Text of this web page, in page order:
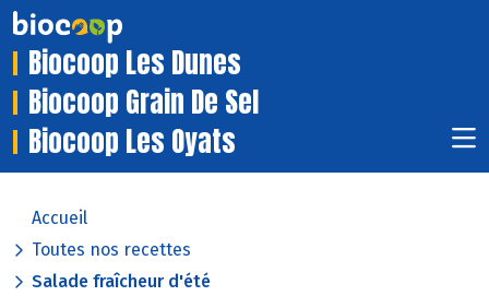
Biocoop Les Dunes
Biocoop Grain De Sel
Biocoop Les Oyats
Accueil
Toutes nos recettes
Salade fraîcheur d'été